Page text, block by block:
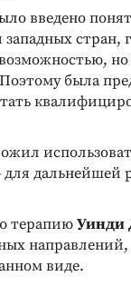
введено
стран,
возможностью,
была
дальнейшей
терапиюУинди
направлений,
виде.